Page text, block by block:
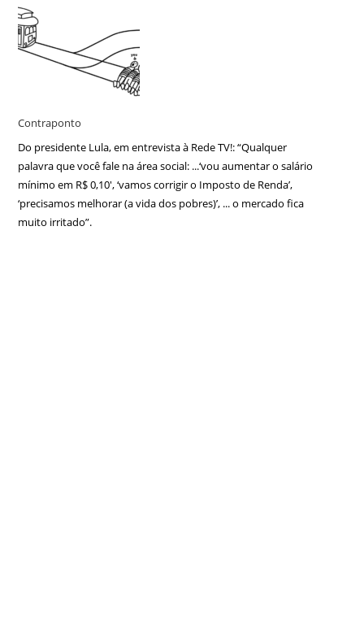
Contraponto
Do presidente Lula, em entrevista à Rede TV!: “Qualquer
palavra que você fale na área social: ...‘vou aumentar o salário
mínimo em R$ 0,10′, ‘vamos corrigir o Imposto de Renda’,
‘precisamos melhorar (a vida dos pobres)’, ... o mercado fica
muito irritado”.